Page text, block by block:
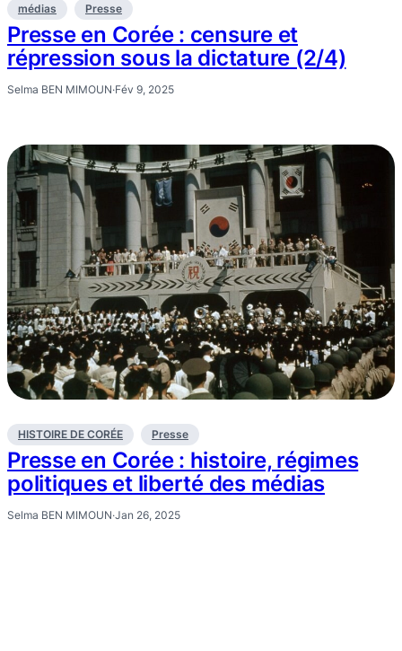
médias Presse
Presse en Corée : censure et
répression sous la dictature (2/4)
Selma BEN MIMOUN·Fév 9, 2025
HISTOIRE DE CORÉE Presse
Presse en Corée : histoire, régimes
politiques et liberté des médias
Selma BEN MIMOUN·Jan 26, 2025